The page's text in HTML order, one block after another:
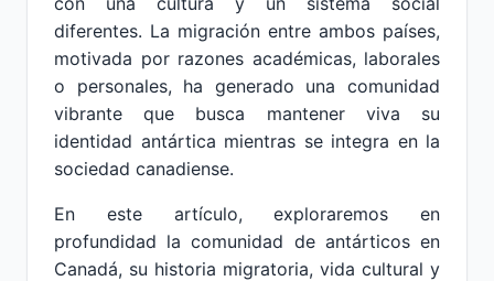
diferentes. La migración entre ambos países,
motivada por razones académicas, laborales
o personales, ha generado una comunidad
vibrante que busca mantener viva su
identidad antártica mientras se integra en la
sociedad canadiense.
En este artículo, exploraremos en
profundidad la comunidad de antárticos en
Canadá, su historia migratoria, vida cultural y